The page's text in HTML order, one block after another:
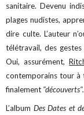
sanitaire. Devenu
plages nudistes,
dire culte. L’auteur
télétravail, des
Oui, assurément,
contemporains tour à
finalement "découverts".
L’album Des Dates et